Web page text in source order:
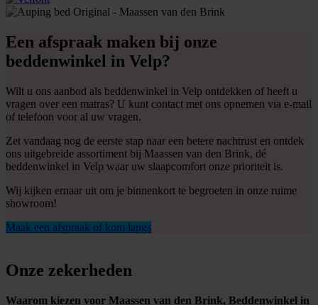
Een afspraak maken bij onze
beddenwinkel in Velp?
Wilt u ons aanbod als beddenwinkel in Velp ontdekken of heeft u
vragen over een matras? U kunt contact met ons opnemen via e-mail
of telefoon voor al uw vragen.
Zet vandaag nog de eerste stap naar een betere nachtrust en ontdek
ons uitgebreide assortiment bij Maassen van den Brink, dé
beddenwinkel in Velp waar uw slaapcomfort onze prioriteit is.
Wij kijken ernaar uit om je binnenkort te begroeten in onze ruime
showroom!
Maak een afspraak of kom langs
Onze zekerheden
Waarom kiezen voor Maassen van den Brink, Beddenwinkel in